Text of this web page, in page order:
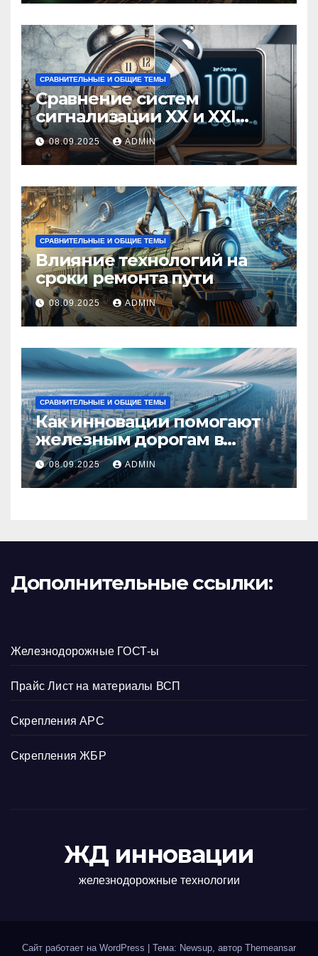
СРАВНИТЕЛЬНЫЕ И ОБЩИЕ ТЕМЫ
Сравнение систем
сигнализации XX и XXI
веков
08.09.2025 ADMIN
СРАВНИТЕЛЬНЫЕ И ОБЩИЕ ТЕМЫ
Влияние технологий на
сроки ремонта пути
08.09.2025 ADMIN
СРАВНИТЕЛЬНЫЕ И ОБЩИЕ ТЕМЫ
Как инновации помогают
железным дорогам в
условиях Арктики
08.09.2025 ADMIN
Дополнительные ссылки:
Железнодорожные ГОСТ-ы
Прайс Лист на материалы ВСП
Скрепления АРС
Скрепления ЖБР
ЖД инновации
железнодорожные технологии
Сайт работает на WordPress Тема: Newsup, автор Themeansar